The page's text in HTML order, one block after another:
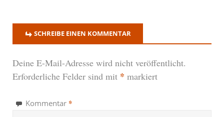
SCHREIBE EINEN KOMMENTAR
Deine E-Mail-Adresse wird nicht veröffentlicht.
Erforderliche Felder sind mit * markiert
Kommentar *